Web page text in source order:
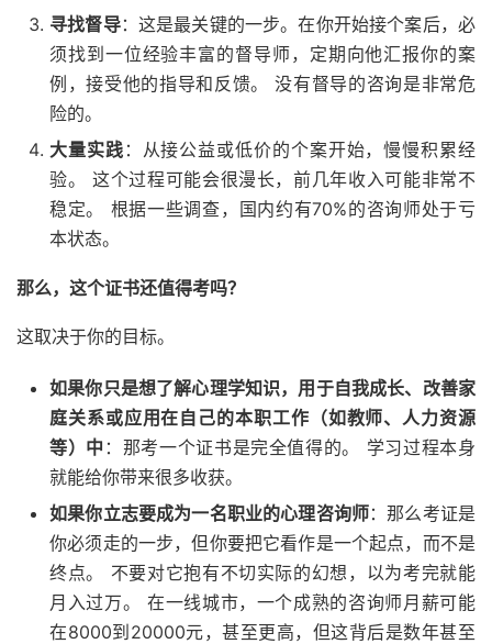
寻找督导：这是最关键的一步。在你开始接个案后，必
须找到一位经验丰富的督导师，定期向他汇报你的案
例，接受他的指导和反馈。 没有督导的咨询是非常危
险的。
大量实践 ：从接公益或低价的个案开始，慢慢积累经
验。 这个过程可能会很漫长，前几年收入可能非常不
稳定。 根据一些调查，国内约有70%的咨询师处于亏
本状态。
那么，这个证书还值得考吗？
这取决于你的目标。
如果你只是想了解心理学知识，用于自我成长、改善家
庭关系或应用在自己的本职工作（如教师、人力资源
等）中 ：那考一个证书是完全值得的。 学习过程本身
就能给你带来很多收获。
如果你立志要成为一名职业的心理咨询师：那么考证是
你必须走的一步，但你要把它看作是一个起点，而不是
终点。 不要对它抱有不切实际的幻想，以为考完就能
月入过万。 在一线城市，一个成熟的咨询师月薪可能
在8000到20000元，甚至更高，但这背后是数年甚至